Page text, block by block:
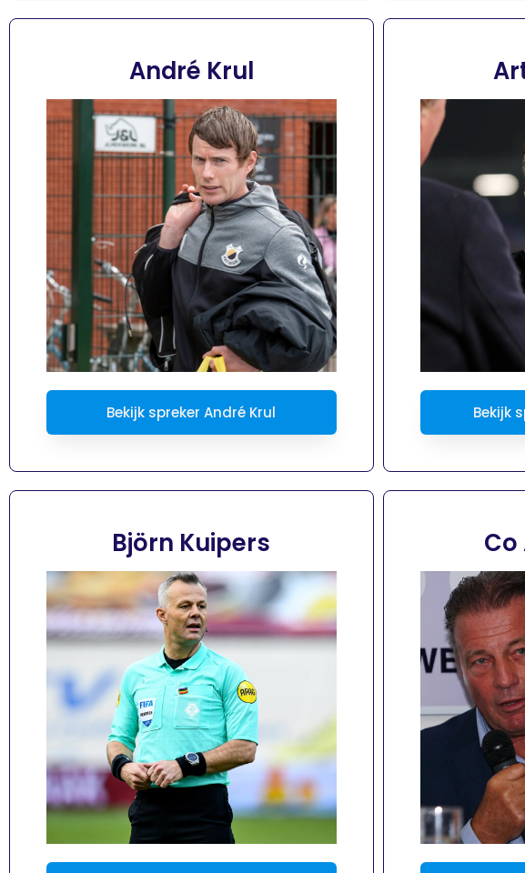
André Krul
Bekijk spreker André Krul Bekijk
Björn Kuipers